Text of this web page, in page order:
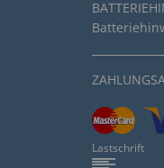
“Wir
“noch
Lastschrift